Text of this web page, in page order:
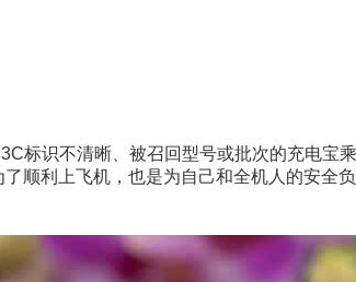
识不清晰、被召回型号或批次的充电宝
顺利上飞机，也是为自己和全机人的安全